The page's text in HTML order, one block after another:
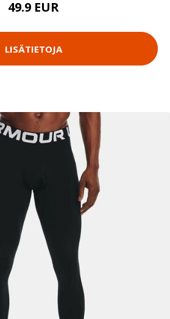
49.9 EUR
LISÄTIETOJA